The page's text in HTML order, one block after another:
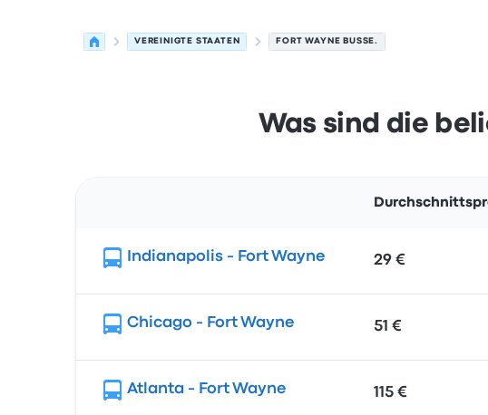
VEREINIGTE STAATEN FORT WAYNE BUSSE.
Was sind die
Indianapolis - Fort Wayne 29 €
Chicago - Fort Wayne 51 €
Atlanta - Fort Wayne 115 €